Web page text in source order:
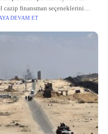
cazip finansman seçeneklerini
DEVAM ET